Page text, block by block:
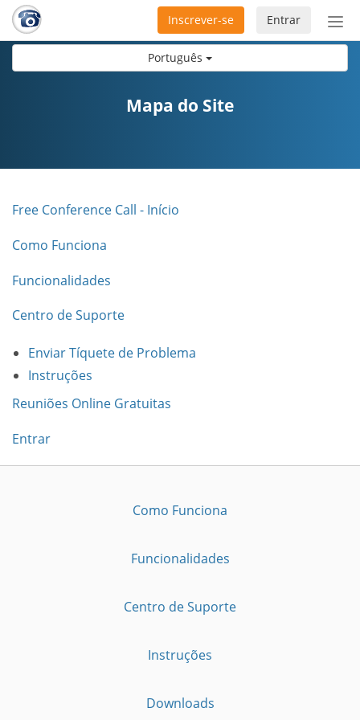
Português
Entrar
Inscrever-se
Mapa do Site
Free Conference Call - Início
Como Funciona
Funcionalidades
Centro de Suporte
Enviar Tíquete de Problema
Instruções
Reuniões Online Gratuitas
Entrar
Como Funciona
Funcionalidades
Centro de Suporte
Instruções
Downloads